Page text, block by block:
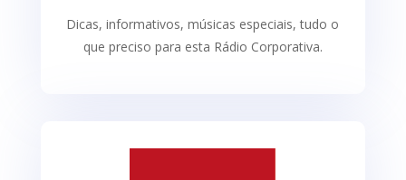
Dicas, informativos, músicas especiais, tudo o
que preciso para esta Rádio Corporativa.